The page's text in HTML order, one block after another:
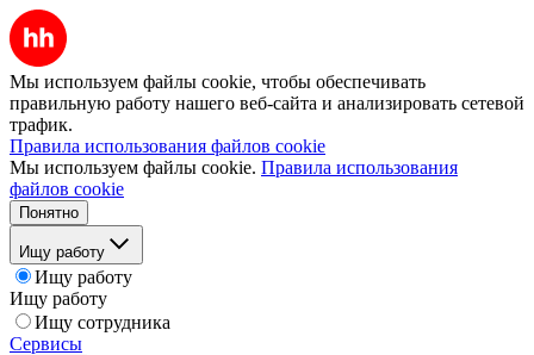
Мы используем файлы cookie, чтобы обеспечивать
правильную работу нашего веб-сайта и анализировать сетевой
трафик.
Правила использования файлов cookie
Мы используем файлы cookie. Правила использования
файлов cookie
Понятно
Ищу работу
Ищу работу
Ищу работу
Ищу сотрудника
Сервисы